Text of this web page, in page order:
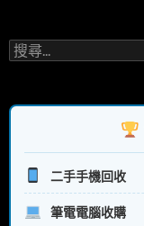
搜
尋
字:
二手手機回收
筆電電腦收購